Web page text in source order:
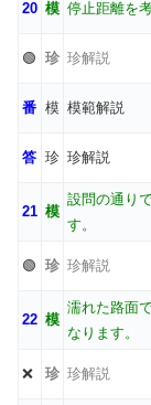
20 模 停止距離を
🟢 珍 珍解説
番 模 模範解説
答 珍 珍解説
21 模
設問の通り
す。
🟢 珍 珍解説
22 模
濡れた路面
なります。
❌ 珍 珍解説